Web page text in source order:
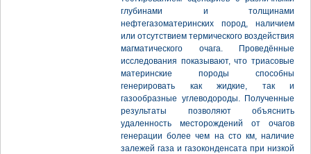
глубинами и толщинами
нефтегазоматеринских пород, наличием
или отсутствием термического воздействия
магматического очага. Проведённые
исследования показывают, что триасовые
материнские породы способны
генерировать как жидкие, так и
газообразные углеводороды. Полученные
результаты позволяют объяснить
удаленность месторождений от очагов
генерации более чем на сто км, наличие
залежей газа и газоконденсата при низкой